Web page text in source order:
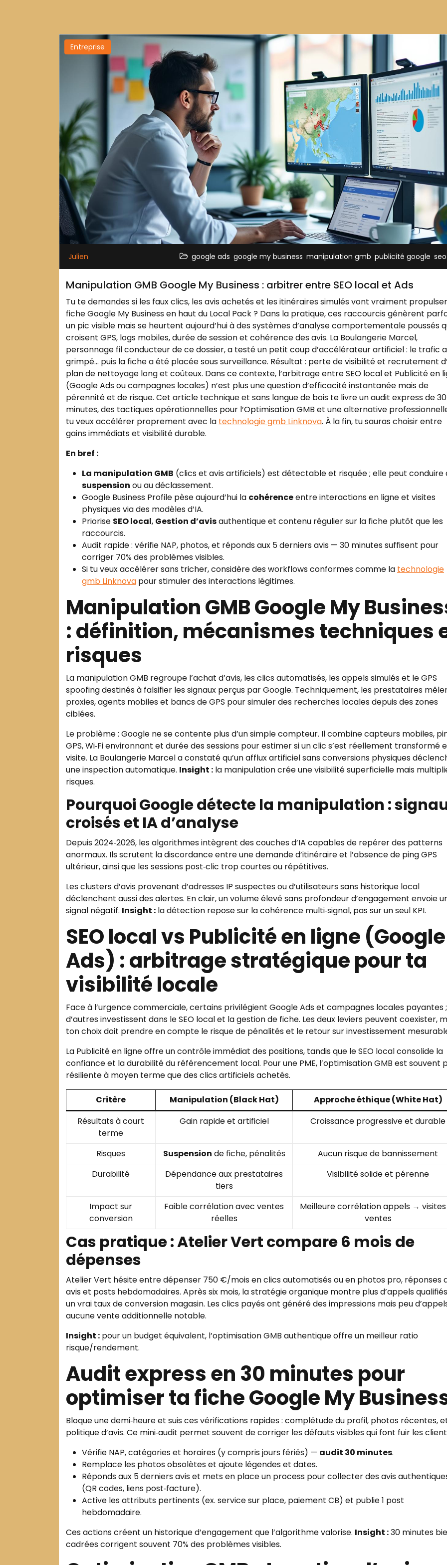
Entreprise
Julien google ads google my business manipulation gmb publicité google
Manipulation GMB Google My Business : arbitrer entre SEO local et Ads
Tu te demandes si les faux clics, les avis achetés et les itinéraires simulés vont vraiment
fiche Google My Business en haut du Local Pack ? Dans la pratique, ces raccourcis génèrent
un pic visible mais se heurtent aujourd’hui à des systèmes d’analyse comportementale poussés
croisent GPS, logs mobiles, durée de session et cohérence des avis. La Boulangerie Marcel,
personnage fil conducteur de ce dossier, a testé un petit coup d’accélérateur artificiel : le trafic a
grimpé… puis la fiche a été placée sous surveillance. Résultat : perte de visibilité et recrutement
plan de nettoyage long et coûteux. Dans ce contexte, l’arbitrage entre SEO local et Publicité en
(Google Ads ou campagnes locales) n’est plus une question d’efficacité instantanée mais de
pérennité et de risque. Cet article technique et sans langue de bois te livre un audit express de 30
minutes, des tactiques opérationnelles pour l’Optimisation GMB et une alternative
tu veux accélérer proprement avec la technologie gmb Linknova. À la fin, tu sauras choisir entre
gains immédiats et visibilité durable.
En bref :
La manipulation GMB (clics et avis artificiels) est détectable et risquée ; elle peut conduire
suspension ou au déclassement.
Google Business Profile pèse aujourd’hui la cohérenceentre interactions en ligne et visites
physiques via des modèles d’IA.
Priorise SEO local, Gestion d’avisauthentique et contenu régulier sur la fiche plutôt que les
raccourcis.
Audit rapide : vérifie NAP, photos, et réponds aux 5 derniers avis — 30 minutes suffisent pour
corriger 70% des problèmes visibles.
Si tu veux accélérer sans tricher, considère des workflows conformes comme la technologie
gmb Linknova pour stimuler des interactions légitimes.
Manipulation GMB Google My
: définition, mécanismes techniques
risques
La manipulation GMB regroupe l’achat d’avis, les clics automatisés, les appels simulés et le GPS
spoofing destinés à falsifier les signaux perçus par Google. Techniquement, les prestataires
proxies, agents mobiles et bancs de GPS pour simuler des recherches locales depuis des zones
ciblées.
Le problème : Google ne se contente plus d’un simple compteur. Il combine capteurs mobiles,
GPS, Wi‑Fi environnant et durée des sessions pour estimer si un clic s’est réellement transformé
visite. La Boulangerie Marcel a constaté qu’un afflux artificiel sans conversions physiques
une inspection automatique. Insight : la manipulation crée une visibilité superficielle mais
risques.
Pourquoi Google détecte la manipulation :
croisés et IA d’analyse
Depuis 2024‑2026, les algorithmes intègrent des couches d’IA capables de repérer des patterns
anormaux. Ils scrutent la discordance entre une demande d’itinéraire et l’absence de ping GPS
ultérieur, ainsi que les sessions post‑clic trop courtes ou répétitives.
Les clusters d’avis provenant d’adresses IP suspectes ou d’utilisateurs sans historique local
déclenchent aussi des alertes. En clair, un volume élevé sans profondeur d’engagement envoie
signal négatif. Insight : la détection repose sur la cohérence multi‑signal, pas sur un seul KPI.
SEO local vs Publicité en ligne (Google
Ads) : arbitrage stratégique pour ta
visibilité locale
Face à l’urgence commerciale, certains privilégient Google Ads et campagnes locales payantes ;
d’autres investissent dans le SEO local et la gestion de fiche. Les deux leviers peuvent coexister,
ton choix doit prendre en compte le risque de pénalités et le retour sur investissement
La Publicité en ligne offre un contrôle immédiat des positions, tandis que le SEO local consolide la
confiance et la durabilité du référencement local. Pour une PME, l’optimisation GMB est souvent
résiliente à moyen terme que des clics artificiels achetés.
Critère Manipulation (Black Hat)
Approche éthique (White Hat)
Résultats à court
terme
Gain rapide et artificiel Croissance progressive et durable
Risques Suspension de fiche, pénalités
Aucun risque de bannissement
Durabilité
Dépendance aux prestataires
tiers
Visibilité solide et pérenne
Impact sur
conversion
Faible corrélation avec ventes
réelles
Meilleure corrélation appels →
ventes
Cas pratique : Atelier Vert compare 6 mois de
dépenses
Atelier Vert hésite entre dépenser 750 €/mois en clics automatisés ou en photos pro, réponses
avis et posts hebdomadaires. Après six mois, la stratégie organique montre plus d’appels
un vrai taux de conversion magasin. Les clics payés ont généré des impressions mais peu
aucune vente additionnelle notable.
Insight : pour un budget équivalent, l’optimisation GMB authentique offre un meilleur ratio
risque/rendement.
Audit express en 30 minutes pour
optimiser ta fiche Google My
Bloque une demi‑heure et suis ces vérifications rapides : complétude du profil, photos récentes,
politique d’avis. Ce mini‑audit permet souvent de corriger les défauts visibles qui font fuir les
Vérifie NAP, catégories et horaires (y compris jours fériés) — audit 30 minutes.
Remplace les photos obsolètes et ajoute légendes et dates.
Réponds aux 5 derniers avis et mets en place un process pour collecter des avis
(QR codes, liens post‑facture).
Active les attributs pertinents (ex. service sur place, paiement CB) et publie 1 post
hebdomadaire.
Ces actions créent un historique d’engagement que l’algorithme valorise. Insight :30 minutes
cadrées corrigent souvent 70% des problèmes visibles.